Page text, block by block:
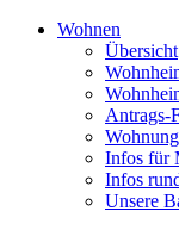
Wohnen
Übersicht
Antrags-
Infos für
Infos
Unsere